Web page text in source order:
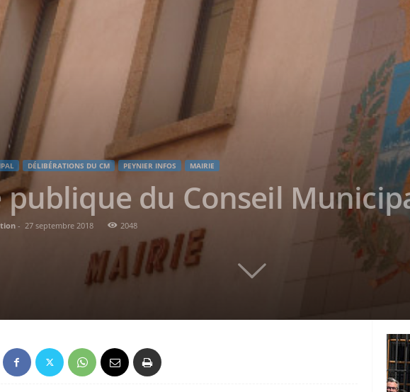
DÉLIBÉRATIONS DU CM PEYNIER INFOS MAIRIE
publique du Conseil
- 27 septembre 2018 2048